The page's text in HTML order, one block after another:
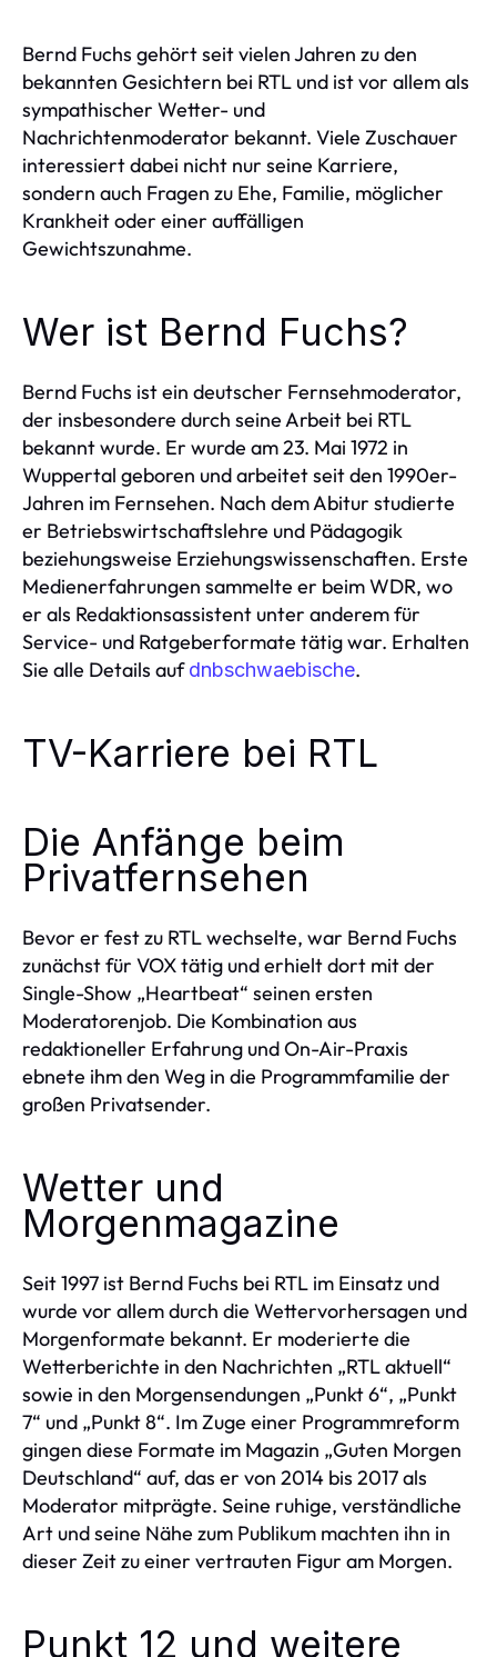
Bernd Fuchs gehört seit vielen Jahren zu den
bekannten Gesichtern bei RTL und ist vor allem als
sympathischer Wetter- und
Nachrichtenmoderator bekannt. Viele Zuschauer
interessiert dabei nicht nur seine Karriere,
sondern auch Fragen zu Ehe, Familie, möglicher
Krankheit oder einer auffälligen
Gewichtszunahme.
Wer ist Bernd Fuchs?
Bernd Fuchs ist ein deutscher Fernsehmoderator,
der insbesondere durch seine Arbeit bei RTL
bekannt wurde. Er wurde am 23. Mai 1972 in
Wuppertal geboren und arbeitet seit den 1990er-
Jahren im Fernsehen. Nach dem Abitur studierte
er Betriebswirtschaftslehre und Pädagogik
beziehungsweise Erziehungswissenschaften. Erste
Medienerfahrungen sammelte er beim WDR, wo
er als Redaktionsassistent unter anderem für
Service- und Ratgeberformate tätig war. Erhalten
Sie alle Details aufdnbschwaebische.
TV-Karriere bei RTL
Die Anfänge beim
Privatfernsehen
Bevor er fest zu RTL wechselte, war Bernd Fuchs
zunächst für VOX tätig und erhielt dort mit der
Single-Show „Heartbeat“ seinen ersten
Moderatorenjob. Die Kombination aus
redaktioneller Erfahrung und On-Air-Praxis
ebnete ihm den Weg in die Programmfamilie der
großen Privatsender.
Wetter und
Morgenmagazine
Seit 1997 ist Bernd Fuchs bei RTL im Einsatz und
wurde vor allem durch die Wettervorhersagen und
Morgenformate bekannt. Er moderierte die
Wetterberichte in den Nachrichten „RTL aktuell“
sowie in den Morgensendungen „Punkt 6“, „Punkt
7“ und „Punkt 8“. Im Zuge einer Programmreform
gingen diese Formate im Magazin „Guten Morgen
Deutschland“ auf, das er von 2014 bis 2017 als
Moderator mitprägte. Seine ruhige, verständliche
Art und seine Nähe zum Publikum machten ihn in
dieser Zeit zu einer vertrauten Figur am Morgen.
Punkt 12 und weitere